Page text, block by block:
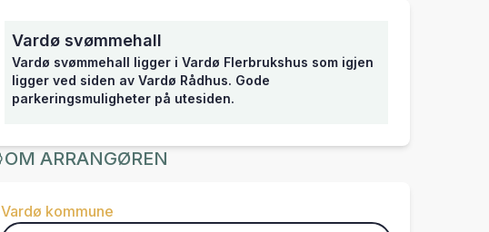
Vardø svømmehall
Vardø svømmehall ligger i Vardø Flerbrukshus som igjen
ligger ved siden av Vardø Rådhus. Gode
parkeringsmuligheter på utesiden.
OM ARRANGØREN
Vardø kommune